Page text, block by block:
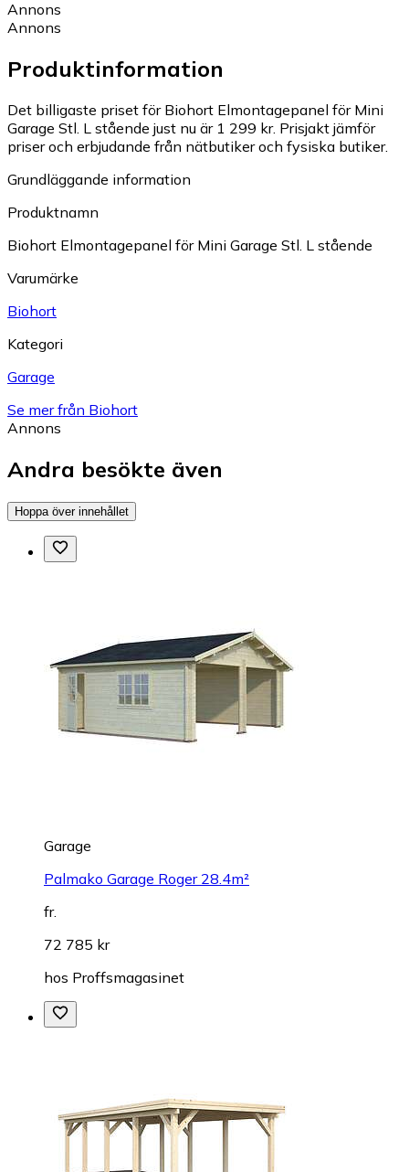
Annons
Annons
Produktinformation
Det billigaste priset för Biohort Elmontagepanel för Mini
Garage Stl. L stående just nu är 1 299 kr. Prisjakt jämför
priser och erbjudande från nätbutiker och fysiska butiker.
Grundläggande information
Produktnamn
Biohort Elmontagepanel för Mini Garage Stl. L stående
Varumärke
Biohort
Kategori
Garage
Se mer från Biohort
Annons
Andra besökte även
Hoppa över innehållet
Garage
Palmako Garage Roger 28.4m²
fr.
72 785 kr
hos Proffsmagasinet